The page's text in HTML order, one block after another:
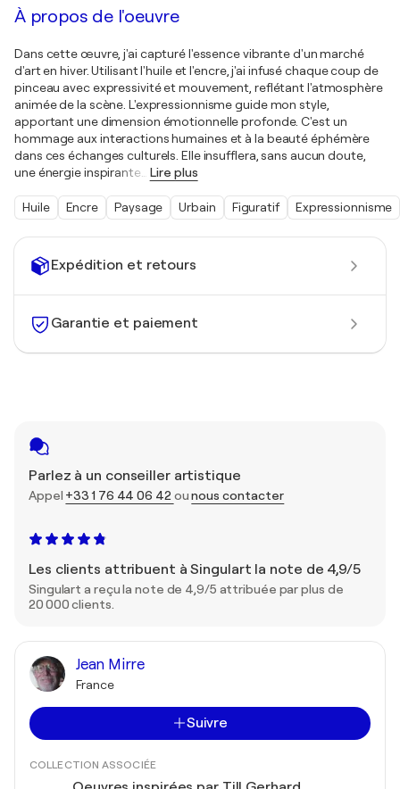
Expédition et retours
Garantie et paiement
Parlez à un conseiller artistique
Appel +33 1 76 44 06 42 ounous contacter
Les clients attribuent à Singulart la note de 4,9/5
Singulart a reçu la note de 4,9/5 attribuée par plus de
20 000 clients.
Jean Mirre
France
Suivre
COLLECTION ASSOCIÉE
À propos de l'oeuvre
Dans cette œuvre, j'ai capturé l'essence vibrante d'un marché
d'art en hiver. Utilisant l'huile et l'encre, j'ai infusé chaque coup de
pinceau avec expressivité et mouvement, reflétant l'atmosphère
animée de la scène. L'expressionnisme guide mon style,
apportant une dimension émotionnelle profonde. C'est un
hommage aux interactions humaines et à la beauté éphémère
dans ces échanges culturels. Elle insufflera, sans aucun doute,
une énergie inspirante
Lire plus
Huile Encre Paysage Urbain Figuratif Expressionnisme